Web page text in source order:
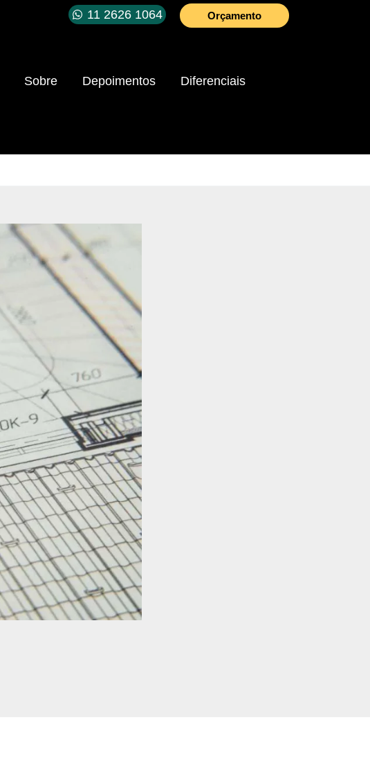
11 2626 1064 Orçamento
Sobre Depoimentos
Diferenciais